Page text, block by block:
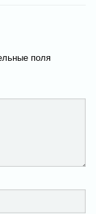
поля